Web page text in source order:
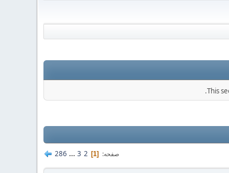
This
صفحه 1
2
3
...
286